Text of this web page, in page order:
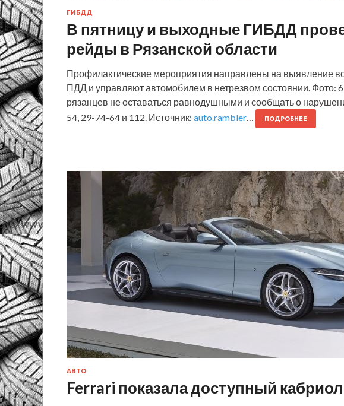
ГИБДД
В пятницу и выходные ГИБДД
рейды в Рязанской области
Профилактические мероприятия направлены на выявление
ПДД и управляют автомобилем в нетрезвом состоянии. Фото:
рязанцев не оставаться равнодушными и сообщать о
54, 29-74-64 и 112. Источник: auto.rambler… ПОДРОБНЕЕ
АВТО
Ferrari показала доступный